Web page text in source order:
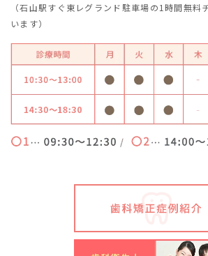
（石山駅すぐ東レグランド駐車場の1時間無料
います）